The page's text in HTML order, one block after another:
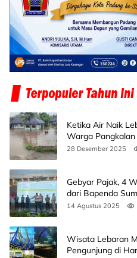
Ketika Air Naik
Warga
Banjir
28 Desember 2025
Gebyar Pajak, 4
dari Bapenda
14 Agustus 2025
Wisata Lebaran
Pengunjung di